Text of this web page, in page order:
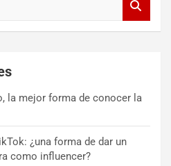
la mejor forma de conocer la
¿una forma de dar un
como influencer?